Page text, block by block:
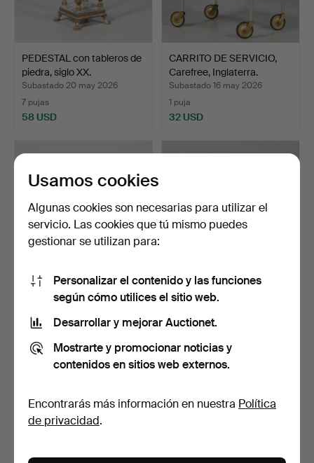
PEDESTAL con tableros de
piedra, siglo XX.
Subastado 20 may 2026
7 pujas
58 USD
CARRITO DE SERVICIO,
Carefree, Inglaterra.
Subastado 16 may 2026
1 puja
32 USD
TABURETE,
contemporáneo, Åhléns.
Subastado 9 may 2026
32 USD
JOE COLOMBO.
Ital…
Subastado 6 may 2026
306 USD
Lote
Usamos cookies
Algunas cookies son necesarias para utilizar el
servicio. Las cookies que tú mismo puedes
gestionar se utilizan para:
Personalizar el contenido y las funciones
según cómo utilices el sitio web.
Desarrollar y mejorar Auctionet.
Mostrarte y promocionar noticias y
contenidos en sitios web externos.
Encontrarás más información en nuestra Política
de privacidad.